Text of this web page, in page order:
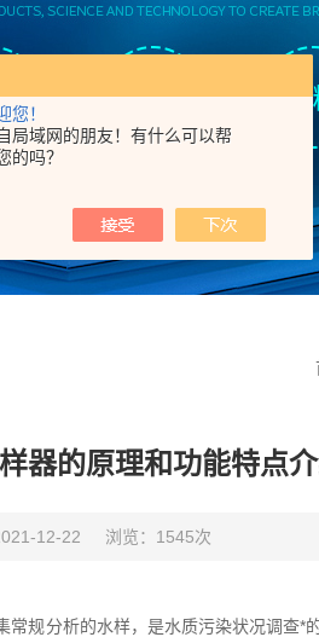
您！
局域网的朋友！有什么可以帮
的吗？
器的原理和功能特点
12-22 浏览：1545次
规分析的水样，是水质污染状况调查